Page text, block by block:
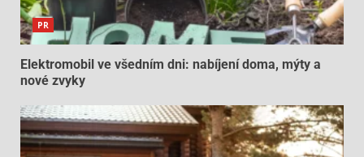
PR
Elektromobil ve všedním dni: nabíjení doma, mýty a
nové zvyky